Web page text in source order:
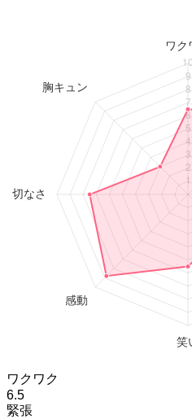
ワクワク
6.5
緊張